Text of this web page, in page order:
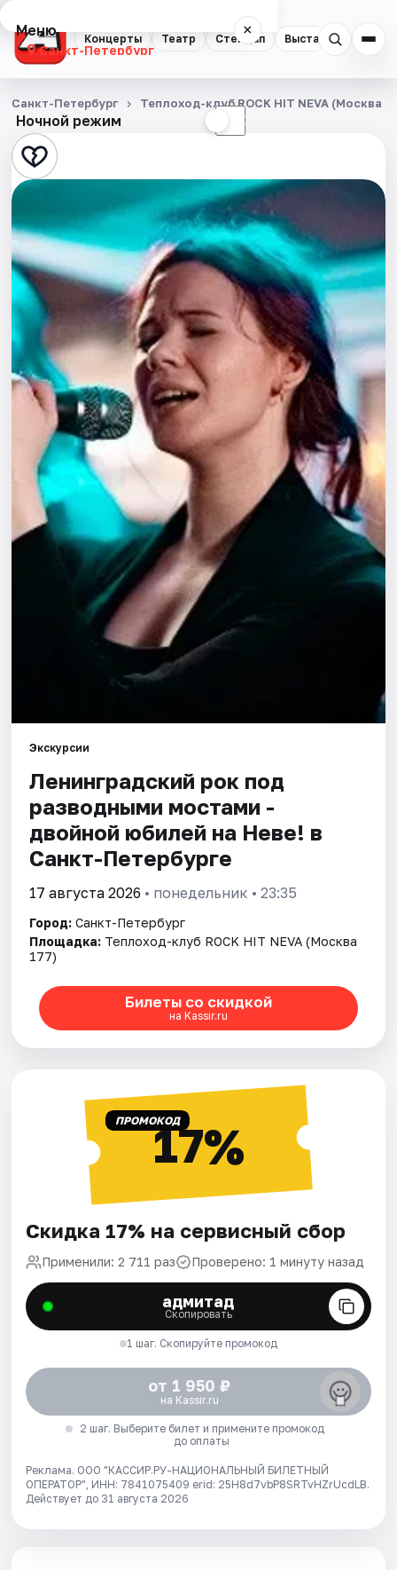
Концерты Театр Стендап Выставки
Меню ×
Санкт-Петербург
Концерты
Театр
Стендап
Выставки
Квесты
Экскурсии
Спорт
События
Города
Площадки
Артисты
Рейтинги
Ночной режим ☾
Санкт-Петербург Теплоход-клуб ROCK HIT NEVA (Москва
Экскурсии
Ленинградский рок под
разводными мостами -
двойной юбилей на Неве! в
Санкт-Петербурге
17 августа 2026 • понедельник • 23:35
Город: Санкт-Петербург
Площадка: Теплоход-клуб ROCK HIT NEVA (Москва
177)
Билеты со скидкой
на Kassir.ru
ПРОМОКОД17%
Скидка 17% на сервисный сбор
Применили: 2 711 раз Проверено: 1 минуту назад
адмитад
Скопировать
1 шаг. Скопируйте промокод
от 1 950 ₽
на Kassir.ru
2 шаг. Выберите билет и примените промокод
до оплаты
Реклама. ООО "КАССИР.РУ-НАЦИОНАЛЬНЫЙ БИЛЕТНЫЙ
ОПЕРАТОР", ИНН: 7841075409 erid: 25H8d7vbP8SRTvHZrUcdLB.
Действует до 31 августа 2026